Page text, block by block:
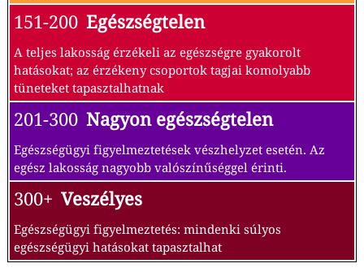
151-200 Egészségtelen
A teljes lakosság érzékeli az egészségre gyakorolt
hatásokat; az érzékeny csoportok tagjai komolyabb
tüneteket tapasztalhatnak
201-300 Nagyon egészségtelen
Egészségügyi figyelmeztetések vészhelyzet esetén. Az
egész lakosság nagyobb valószínűséggel érinti.
300+ Veszélyes
Egészségügyi figyelmeztetés: mindenki súlyos
egészségügyi hatásokat tapasztalhat